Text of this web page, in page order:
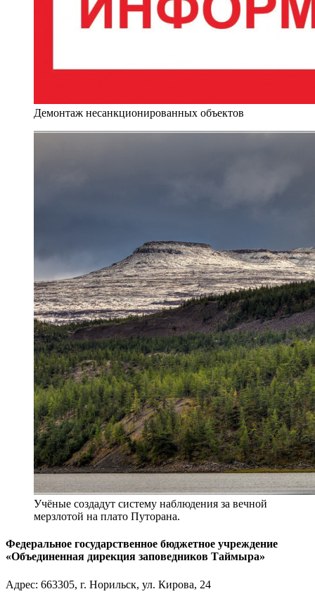
Демонтаж несанкционированных объектов
Учёные создадут систему наблюдения за вечной
мерзлотой на плато Путорана.
Федеральное государственное бюджетное учреждение
«Объединенная дирекция заповедников Таймыра»
Адрес: 663305, г. Норильск, ул. Кирова, 24